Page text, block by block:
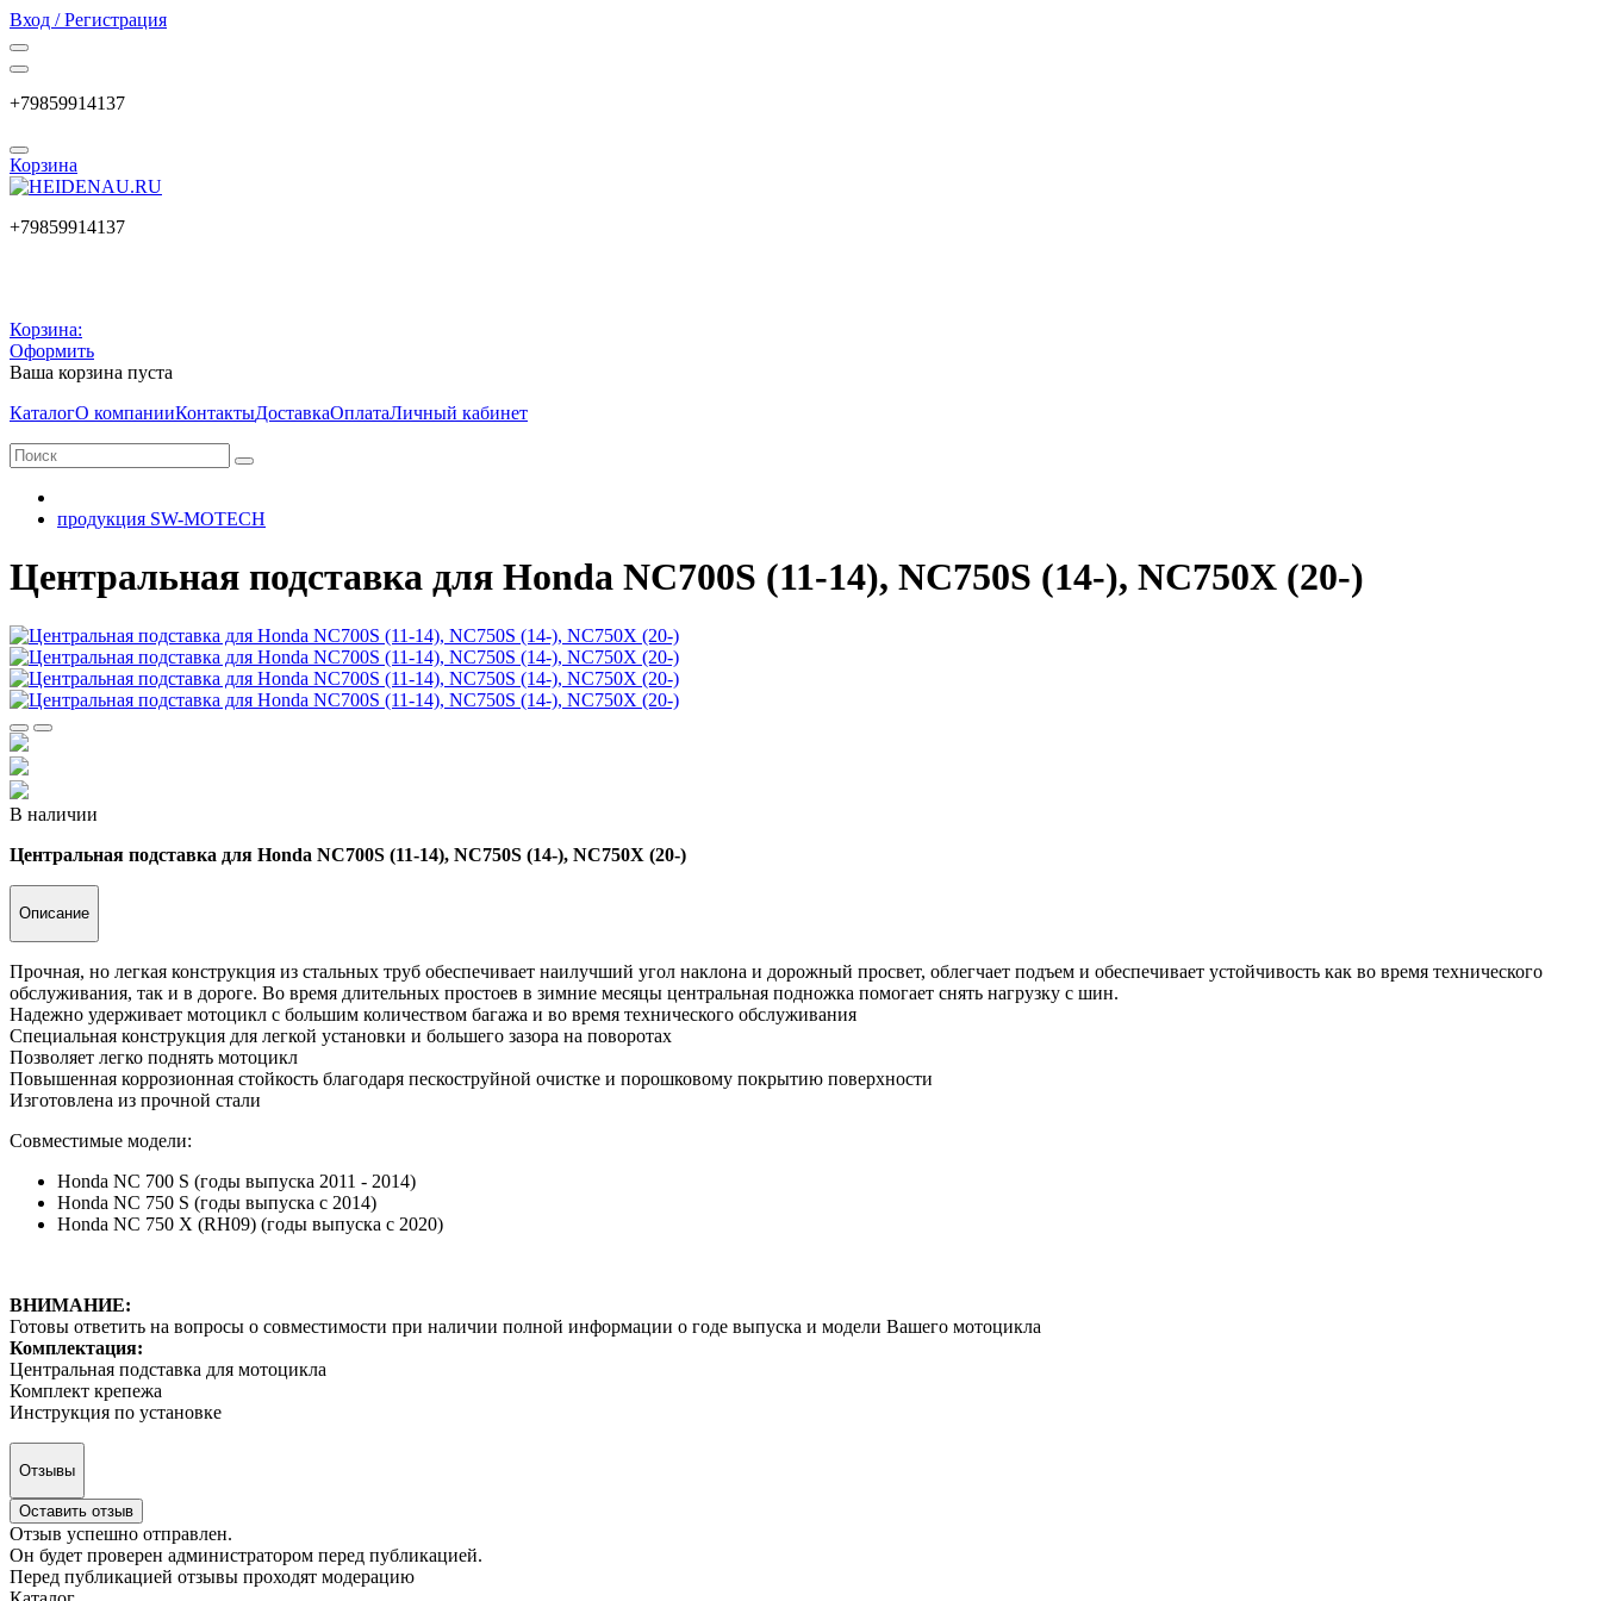
Вход / Регистрация
+79859914137
Корзина
+79859914137
Корзина:
Оформить
Ваша корзина пуста
КаталогО компанииКонтактыДоставкаОплатаЛичный кабинет
продукция SW-MOTECH
Центральная подставка для Honda NC700S (11-14), NC750S (14-), NC750X (20-)
В наличии
Центральная подставка для Honda NC700S (11-14), NC750S (14-), NC750X (20-)
Описание
Прочная, но легкая конструкция из стальных труб обеспечивает наилучший угол наклона и дорожный просвет, облегчает подъем и обеспечивает устойчивость как во время технического
обслуживания, так и в дороге. Во время длительных простоев в зимние месяцы центральная подножка помогает снять нагрузку с шин.
Надежно удерживает мотоцикл с большим количеством багажа и во время технического обслуживания
Специальная конструкция для легкой установки и большего зазора на поворотах
Позволяет легко поднять мотоцикл
Повышенная коррозионная стойкость благодаря пескоструйной очистке и порошковому покрытию поверхности
Изготовлена из прочной стали
Совместимые модели:
Honda NC 700 S (годы выпуска 2011 - 2014)
Honda NC 750 S (годы выпуска с 2014)
Honda NC 750 X (RH09) (годы выпуска с 2020)
ВНИМАНИЕ:
Готовы ответить на вопросы о совместимости при наличии полной информации о годе выпуска и модели Вашего мотоцикла
Комплектация:
Центральная подставка для мотоцикла
Комплект крепежа
Инструкция по установке
Отзывы
Оставить отзыв
Отзыв успешно отправлен.
Он будет проверен администратором перед публикацией.
Перед публикацией отзывы проходят модерацию